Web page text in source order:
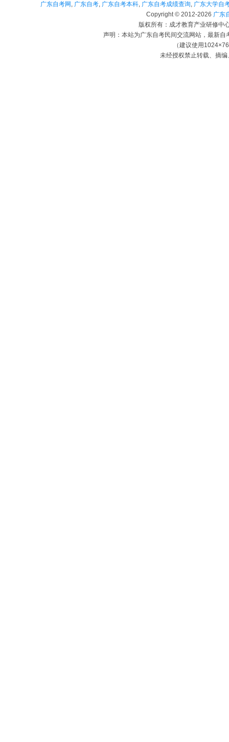
广东自考网 , 广东自考, 广东自考本科, 广东自考成绩查询, 广东大学自
Copyright © 2012-2026 广东
版权所有：成才教育产业研修中
声明：本站为广东自考民间交流网站，最新
（建议使用
未经授权禁止转载、摘